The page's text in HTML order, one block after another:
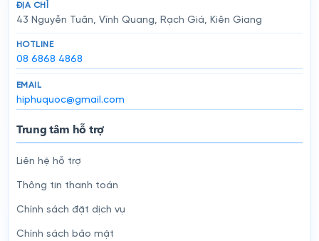
ĐỊA CHỈ
43 Nguyễn Tuân, Vĩnh Quang, Rạch Giá, Kiên Giang
HOTLINE
08 6868 4868
EMAIL
hiphuquoc@gmail.com
Trung tâm hỗ trợ
Liên hệ hỗ trợ
Thông tin thanh toán
Chính sách đặt dịch vụ
Chính sách bảo mật